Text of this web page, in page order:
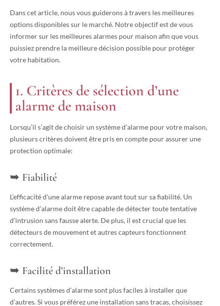
Dans cet article, nous vous guiderons à travers les meilleures
options disponibles sur le marché. Notre objectif est de vous
informer sur les meilleures alarmes pour maison afin que vous
puissiez prendre la meilleure décision possible pour protéger
votre habitation.
1. Critères de sélection d’une
alarme de maison
Lorsqu’il s’agit de choisir un système d’alarme pour votre maison,
plusieurs critères doivent être pris en compte pour assurer une
protection optimale:
Fiabilité
L’efficacité d’une alarme repose avant tout sur sa fiabilité. Un
système d’alarme doit être capable de détecter toute tentative
d’intrusion sans fausse alerte. De plus, il est crucial que les
détecteurs de mouvement et autres capteurs fonctionnent
correctement.
Facilité d’installation
Certains systèmes d’alarme sont plus faciles à installer que
d’autres. Si vous préférez une installation sans tracas, choisissez